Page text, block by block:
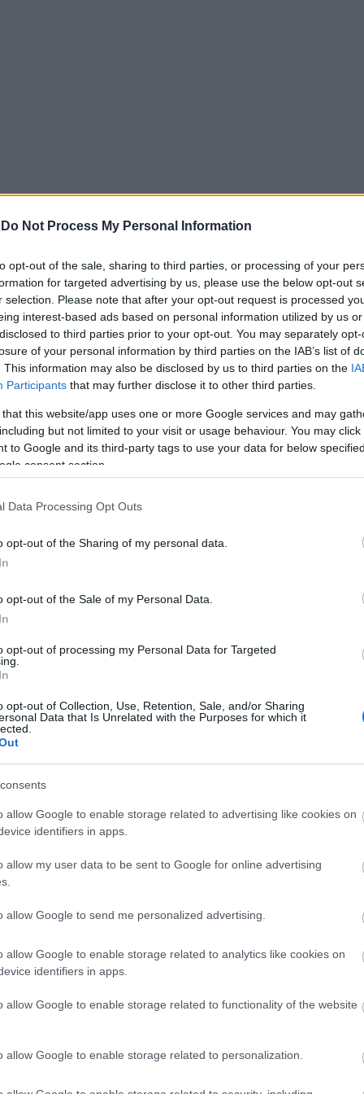
Do Not Process My Personal Information
opt-out of the sale, sharing to third parties, or processing of your
for targeted advertising by us, please use the below opt-out
selection. Please note that after your opt-out request is processed
interest-based ads based on personal information utilized by us
to third parties prior to your opt-out. You may separately
of your personal information by third parties on the IAB’s list of
This information may also be disclosed by us to third parties on the
Participants that may further disclose it to other third parties.
that this website/app uses one or more Google services and may
but not limited to your visit or usage behaviour. You may
to Google and its third-party tags to use your data for below
consent section.
Data Processing Opt Outs
opt-out of the Sharing of my personal data.
opt-out of the Sale of my Personal Data.
opt-out of processing my Personal Data for Targeted
opt-out of Collection, Use, Retention, Sale, and/or Sharing
Data that Is Unrelated with the Purposes for which it
allow Google to enable storage related to advertising like cookies on
identifiers in apps.
allow my user data to be sent to Google for online advertising
allow Google to send me personalized advertising.
allow Google to enable storage related to analytics like cookies on
identifiers in apps.
allow Google to enable storage related to functionality of the website
allow Google to enable storage related to personalization.
τον Νικήτα: Και οι 6 σφαίρες του δολοφόνου τον
βολές
με το οποίο έντυσαν τον Νικήτα για την κηδεία
κουστούμι που θα βάλει για το γάμο του. Άσπρα θέλαμε
είπε η Μαρία στην εκπομπή «Αλήθειες με τη Ζήνα».
Νικήτα ο οποίος έπεσε νεκρός όταν δέχθηκε έξι
νεαρό, υπεύθυνο για το θάνατο του δικού του γιου
πενθήσουν.
πόνο μας. Τίποτα άλλο» είπε η Μαρία.
χθες (07/05) κυριάρχησε το λευκό χρώμα αλλά και ο ήχος
από τους αστυνομικούς να αποχωρήσουν φωνάζοντας
σεβάστηκαν την επιθυμία της οικογένειας και
φέρτε ένα όμορφο λουλούδι, φέρτε μαντολίνα… αλλά
ανάρτησή της πριν την κηδεία.
να τον συνοδεύσουμε χαρούμενοι, φορώντας λευκά,
που του πρέπουν. Τίποτα λιγότερο. Αλλά όχι σφαίρες,
Νικήτα.
δάκρυα στα μάτια τραγουδούσαν συνοδεία κρητικής
λίγο πριν τον αποχαιρετήσουν για τελευταία
του
φόβους πως μετά τη δολοφονία του Νικήτα Γεμιστού
έδωσε ο πατέρας του 21χρονου. Ο ίδιος ξεκαθάρισε